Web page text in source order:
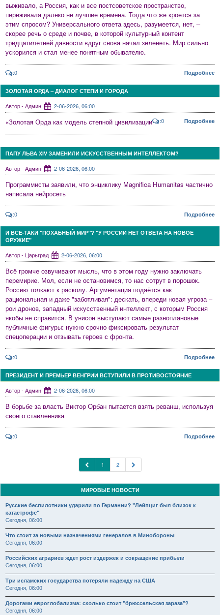
выживало, а Россия, как и все постсоветское пространство,
переживала далеко не лучшие времена. Тогда что же кроется за
этим спросом? Универсального ответа здесь, разумеется, нет, –
скорее речь о среде и почве, в которой культурный контент
тридцатилетней давности вдруг снова начал зеленеть. Мир сильно
ускорился и стал менее понятным обывателю.
:0 Подробнее
ЗОЛОТАЯ ОРДА – ДИАЛОГ СТЕПИ И ГОРОДА
Автор - Админ 2-06-2026, 06:00
«Золотая Орда как модель степной цивилизации :0 Подробнее
ПАПУ ЛЬВА XIV ЗАМЕНИЛИ ИСКУССТВЕННЫМ ИНТЕЛЛЕКТОМ?
Автор - Админ 2-06-2026, 06:00
Программисты заявили, что энциклику Magnifica Humanitas частично
написала нейросеть
:0 Подробнее
И ВСЁ-ТАКИ "ПОХАБНЫЙ МИР"? "У РОССИИ НЕТ ОТВЕТА НА НОВОЕ
ОРУЖИЕ"
Автор - Царьград 2-06-2026, 06:00
Всё громче озвучивают мысль, что в этом году нужно заключать
перемирие. Мол, если не остановимся, то нас сотрут в порошок.
Россию толкают к расколу. Аргументация подаётся как
рациональная и даже "заботливая": дескать, впереди новая угроза –
рои дронов, западный искусственный интеллект, с которым Россия
якобы не справится. В унисон выступают самые разноплановые
публичные фигуры: нужно срочно фиксировать результат
спецоперации и отзывать героев с фронта.
:0 Подробнее
ПРЕЗИДЕНТ И ПРЕМЬЕР ВЕНГРИИ ВСТУПИЛИ В ПРОТИВОСТОЯНИЕ
Автор - Админ 2-06-2026, 06:00
В борьбе за власть Виктор Орбан пытается взять реванш, используя
своего ставленника
:0 Подробнее
1 2
МИРОВЫЕ НОВОСТИ
Русские беспилотники ударили по Германии? "Лейпциг был близок к
катастрофе"
Сегодня, 06:00
Что стоит за новыми назначениями генералов в Минобороны
Сегодня, 06:00
Российских аграриев ждет рост издержек и сокращение прибыли
Сегодня, 06:00
Три исламских государства потеряли надежду на США
Сегодня, 06:00
Дорогами евроглобализма: сколько стоит "брюссельская зараза"?
Сегодня, 06:00